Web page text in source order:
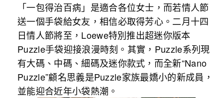
「一包得治百病」是適合各位女士，而若情人節
送一個手袋給女友，相信必取得芳心。二月十四
日情人節將至，Loewe特別推出超迷你版本
Puzzle手袋迎接浪漫時刻。其實，Puzzle系列現
有大碼、中碼、細碼及迷你款式，而全新“Nano
Puzzle”顧名思義是Puzzle家族最嬌小的新成員，
並能迎合近年小袋熱潮。